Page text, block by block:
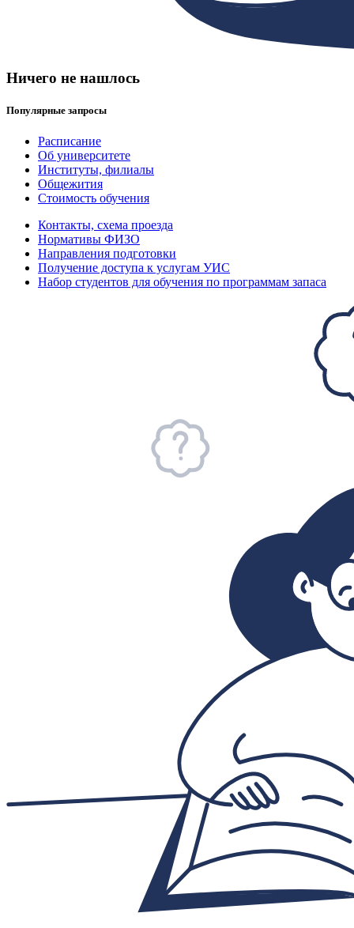
Ничего не нашлось
Популярные запросы
Расписание
Об университете
Институты, филиалы
Общежития
Стоимость обучения
Контакты, схема проезда
Нормативы ФИЗО
Направления подготовки
Получение доступа к услугам УИС
Набор студентов для обучения по программам запаса